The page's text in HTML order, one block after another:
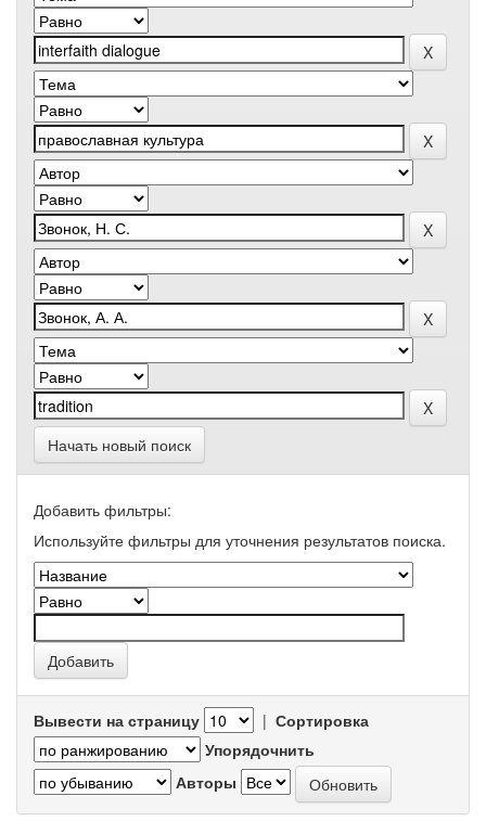
Начать новый поиск
Добавить фильтры:
Используйте фильтры для уточнения результатов поиска.
Вывести на страницу | Сортировка
Упорядочнить
Авторы